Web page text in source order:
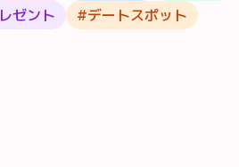
ゼント #デートスポット